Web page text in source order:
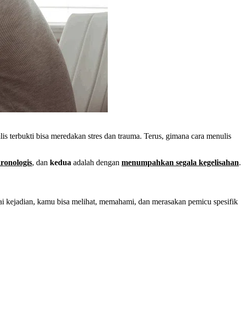
terbukti bisa meredakan stres dan trauma. Terus, gimana cara menulis
, dan kedua adalah dengan menumpahkan segala kegelisahan.
kejadian, kamu bisa melihat, memahami, dan merasakan pemicu spesifik